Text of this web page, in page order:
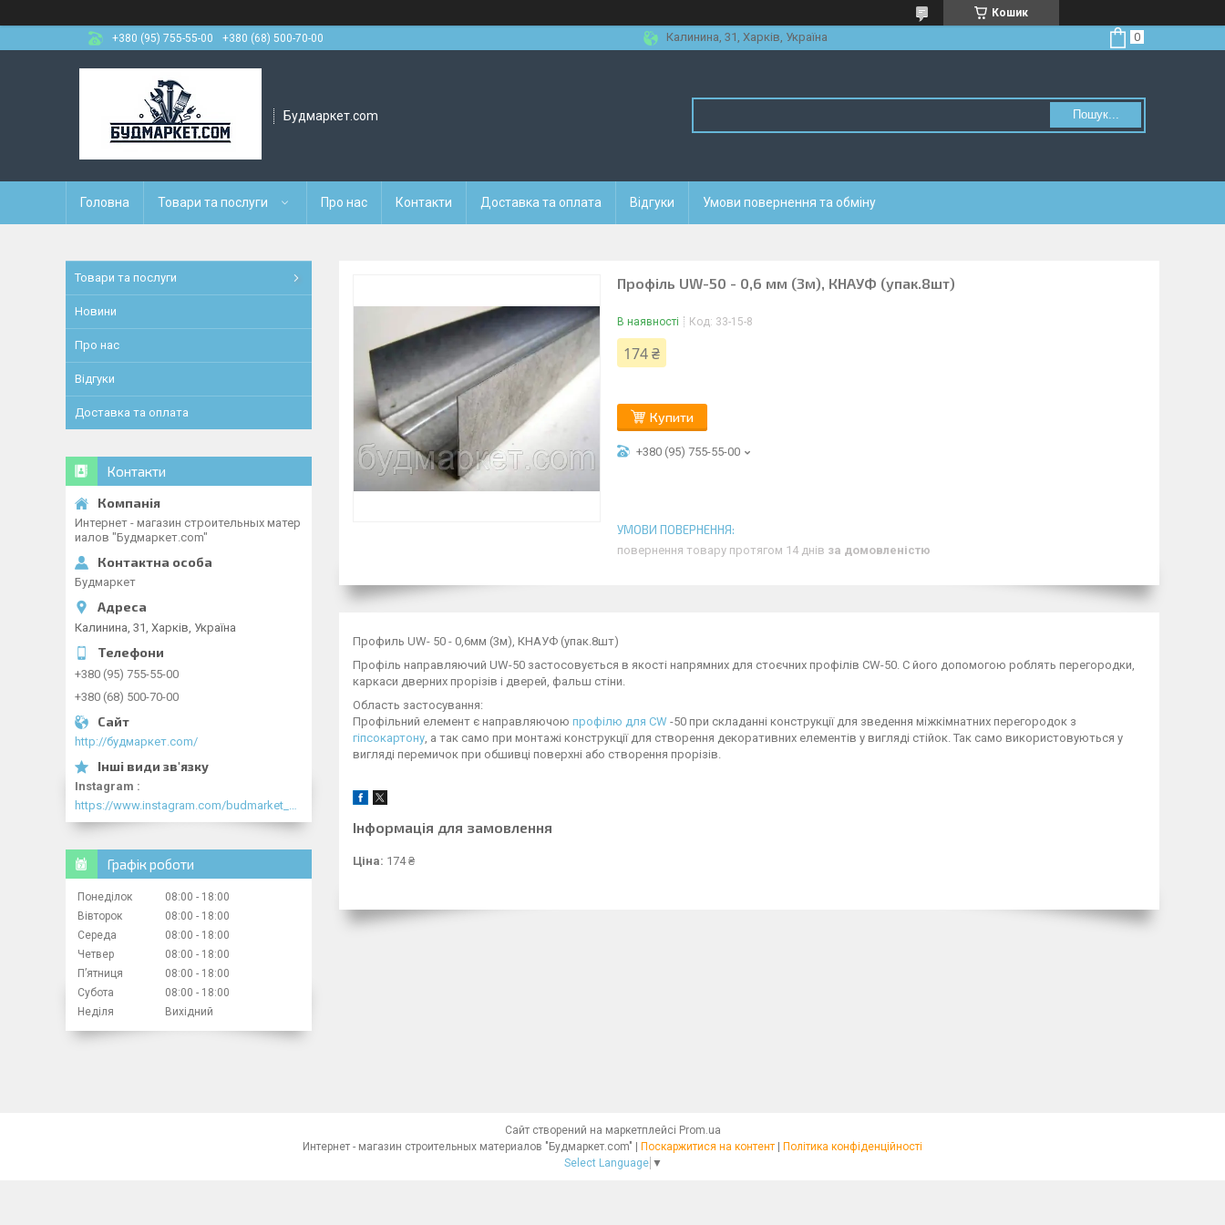
Кошик
+380 (95) 755-55-00
+380 (68) 500-70-00 Калинина, 31, Харків, Україна
Будмаркет.com Пошук...
Головна Товари та послуги Про нас Контакти Доставка та оплата Відгуки Умови повернення та обміну
Профіль UW-50 - 0,6 мм (3м), КНАУФ (упак.8шт)
В наявності Код: 33-15-8
174 ₴
Купити
+380 (95) 755-55-00
повернення товару протягом 14 днів за домовленістю
Профиль UW- 50 - 0,6мм (3м), КНАУФ (упак.8шт)
Профіль направляючий UW-50 застосовується в якості напрямних для стоєчних профілів CW-50. C його допомогою роблять перегородки,
каркаси дверних прорізів і дверей, фальш стіни.
Область застосування:
Профільний елемент є направляючою профілю для CW -50 при складанні конструкції для зведення міжкімнатних перегородок з
гіпсокартону , а так само при монтажі конструкції для створення декоративних елементів у вигляді стійок. Так само використовуються у
вигляді перемичок при обшивці поверхні або створення прорізів.
Інформація для замовлення
Ціна: 174 ₴
Товари та послуги
Новини
Про нас
Відгуки
Доставка та оплата
Контакти
Интернет - магазин строительных матер
иалов "Будмаркет.com"
Будмаркет
Калинина, 31, Харків, Україна
+380 (95) 755-55-00
+380 (68) 500-70-00
http://будмаркет.com/
Instagram
Графік роботи
Понеділок 08:00
18:00
Вівторок
08:00
18:00
Середа
08:00
18:00
Четвер
08:00
18:00
Пʼятниця
08:00
18:00
Субота
08:00
18:00
Неділя
Вихідний
Сайт створений на маркетплейсі Prom.ua
Интернет - магазин строительных материалов "Будмаркет.com" | Поскаржитися на контент | Політика конфіденційності
Select Language ▼